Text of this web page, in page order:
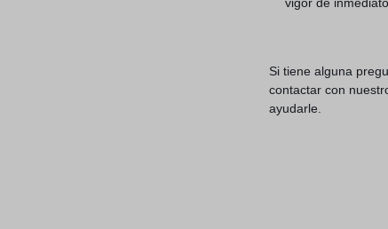
vigor de
Si tiene alguna
contactar con
ayudarle.